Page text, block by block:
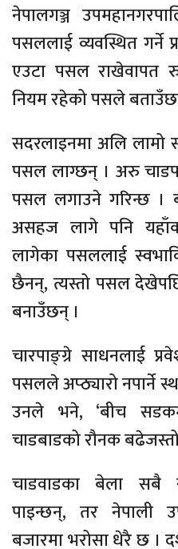
नेपालगञ्ज
पसललाई व्यवस्थित गर्ने
एउटा पसल राखेवापत
नियम रहेको पसले
सदरलाइनमा अलि लामो
पसल लाग्छन् । अरु
पसल लगाउने गरिन्छ ।
असहज लागे पनि
लागेका पसललाई
छैनन्, त्यस्तो पसल देखेपछि
बनाउँछन् ।
चारपाङ्ग्रे साधनलाई
पसलले अप्ठ्यारो नपार्ने
उनले भने, ‘बीच
चाडबाडको रौनक
चाडवाडका बेला सबै
पाइन्छन्, तर नेपाली
बजारमा भरोसा धेरै छ ।